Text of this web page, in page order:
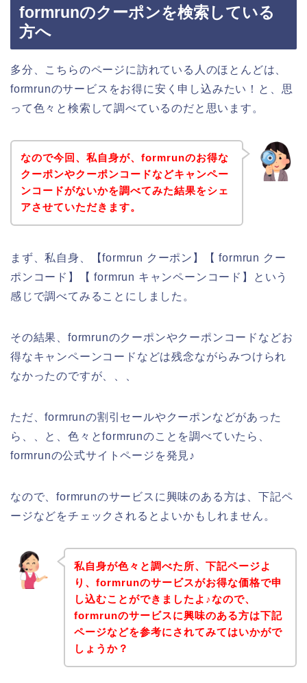
formrunのクーポンを検索している
方へ
多分、こちらのページに訪れている人のほとんどは、
formrunのサービスをお得に安く申し込みたい！と、思
って色々と検索して調べているのだと思います。
なので今回、私自身が、formrunのお得な
クーポンやクーポンコードなどキャンペー
ンコードがないかを調べてみた結果をシェ
アさせていただきます。
まず、私自身、【formrun クーポン】【 formrun クー
ポンコード】【 formrun キャンペーンコード】という
感じで調べてみることにしました。
その結果、formrunのクーポンやクーポンコードなどお
得なキャンペーンコードなどは残念ながらみつけられ
なかったのですが、、、
ただ、formrunの割引セールやクーポンなどがあった
ら、、と、色々とformrunのことを調べていたら、
formrunの公式サイトページを発見♪
なので、formrunのサービスに興味のある方は、下記ペ
ージなどをチェックされるとよいかもしれません。
私自身が色々と調べた所、下記ページよ
り、formrunのサービスがお得な価格で申
し込むことができましたよ♪なので、
formrunのサービスに興味のある方は下記
ページなどを参考にされてみてはいかがで
しょうか？